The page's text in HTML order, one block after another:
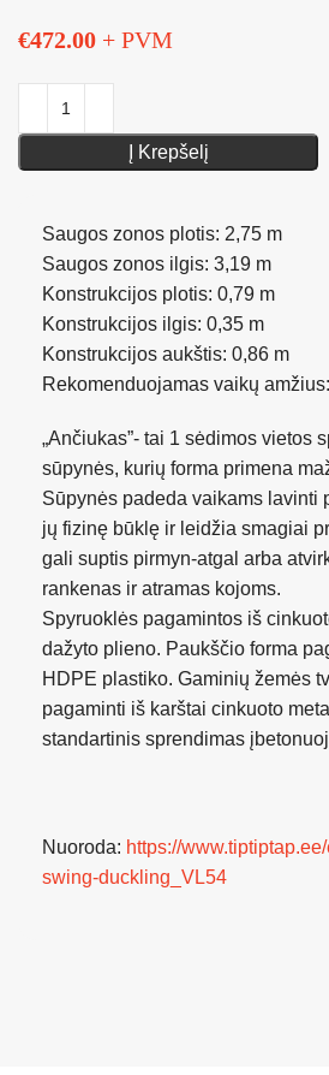
€472.00 + PVM
Į Krepšelį
Saugos zonos plotis: 2,75 m
Saugos zonos ilgis: 3,19 m
Konstrukcijos plotis: 0,79 m
Konstrukcijos ilgis: 0,35 m
Konstrukcijos aukštis: 0,86 m
Rekomenduojamas vaikų
„Ančiukas”- tai 1 sėdimos vietos
sūpynės, kurių forma primena
Sūpynės padeda vaikams lavinti
jų fizinę būklę ir leidžia smagiai
gali suptis pirmyn-atgal arba
rankenas ir atramas kojoms.
Spyruoklės pagamintos iš
dažyto plieno. Paukščio forma
HDPE plastiko. Gaminių žemės
pagaminti iš karštai cinkuoto
standartinis sprendimas
Nuoroda: https://
swing-duckling_VL54